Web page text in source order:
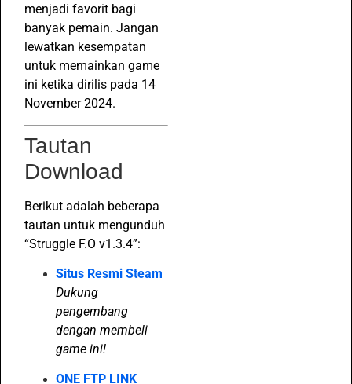
menjadi favorit bagi
banyak pemain. Jangan
lewatkan kesempatan
untuk memainkan game
ini ketika dirilis pada 14
November 2024.
Tautan
Download
Berikut adalah beberapa
tautan untuk mengunduh
“Struggle F.O v1.3.4”:
Situs Resmi Steam
Dukung
pengembang
dengan membeli
game ini!
ONE FTP LINK